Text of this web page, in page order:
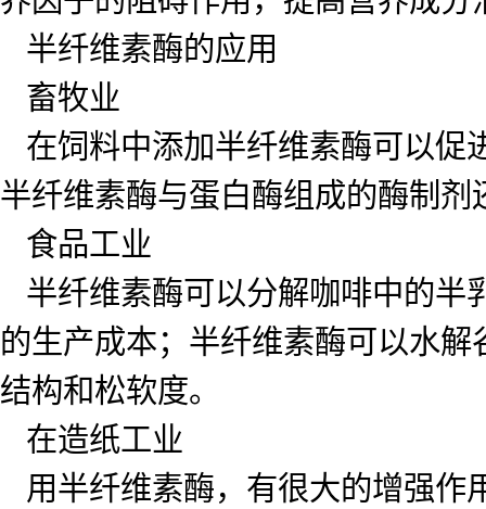
半纤维素酶的应用
畜牧业
在饲料中添加半纤维素酶可以促
半纤维素酶与蛋白酶组成的酶制
食品工业
半纤维素酶可以分解咖啡中的半
的生产成本；半纤维素酶可以水
结构和松软度。
在造纸工业
用半纤维素酶，有很大的增强作